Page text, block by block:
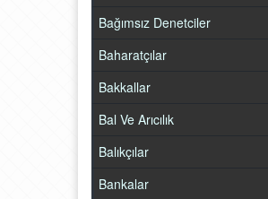
Bağımsız Denetciler
Baharatçılar
Bakkallar
Bal Ve Arıcılık
Balıkçılar
Bankalar